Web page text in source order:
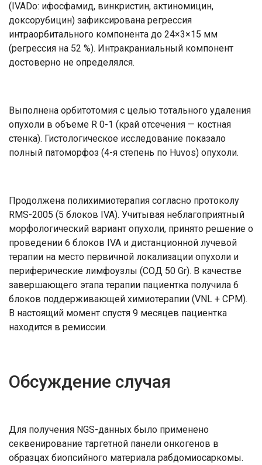
(IVADo: ифосфамид, винкристин, актиномицин,
доксорубицин) зафиксирована регрессия
интраорбитального компонента до 24×3×15 мм
(регрессия на 52 %). Интракраниальный компонент
достоверно не определялся.
Выполнена орбитотомия с целью тотального удаления
опухоли в объеме R 0-1 (край отсечения — костная
стенка). Гистологическое исследование показало
полный патоморфоз (4-я степень по Huvos) опухоли.
Продолжена полихимиотерапия согласно протоколу
RMS-2005 (5 блоков IVA). Учитывая неблагоприятный
морфологический вариант опухоли, принято решение о
проведении 6 блоков IVA и дистанционной лучевой
терапии на место первичной локализации опухоли и
периферические лимфоузлы (СОД 50 Gr). В качестве
завершающего этапа терапии пациентка получила 6
блоков поддерживающей химиотерапии (VNL + CPM).
В настоящий момент спустя 9 месяцев пациентка
находится в ремиссии.
Обсуждение случая
Для получения NGS-данных было применено
секвенирование таргетной панели онкогенов в
образцах биопсийного материала рабдомиосаркомы.